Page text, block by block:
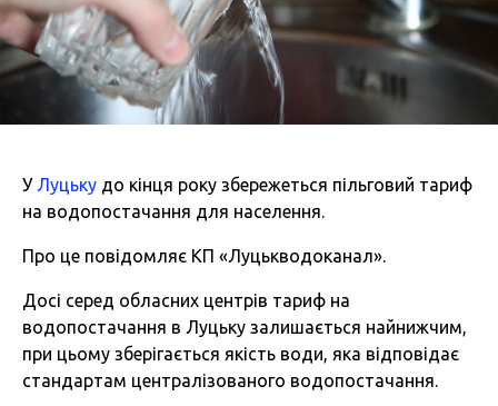
УЛуцьку до кінця року збережеться пільговий тариф
на водопостачання для населення.
Про це повідомляє КП «Луцькводоканал».
Досі серед обласних центрів тариф на
водопостачання в Луцьку залишається найнижчим,
при цьому зберігається якість води, яка відповідає
стандартам централізованого водопостачання.